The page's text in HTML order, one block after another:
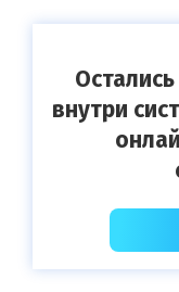
внутри